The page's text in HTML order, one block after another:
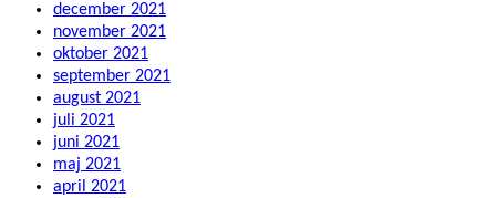
december 2021
november 2021
oktober 2021
september 2021
august 2021
juli 2021
juni 2021
maj 2021
april 2021